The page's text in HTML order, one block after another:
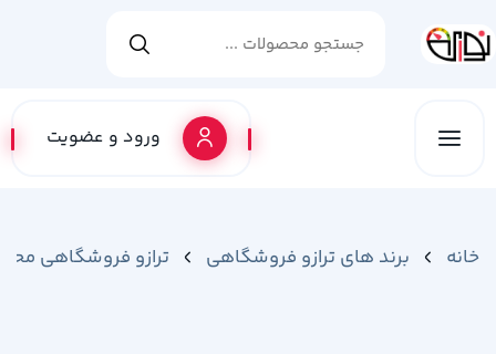
ورود و عضویت
خانه برند های ترازو فروشگاهی ترازو فروشگاهی